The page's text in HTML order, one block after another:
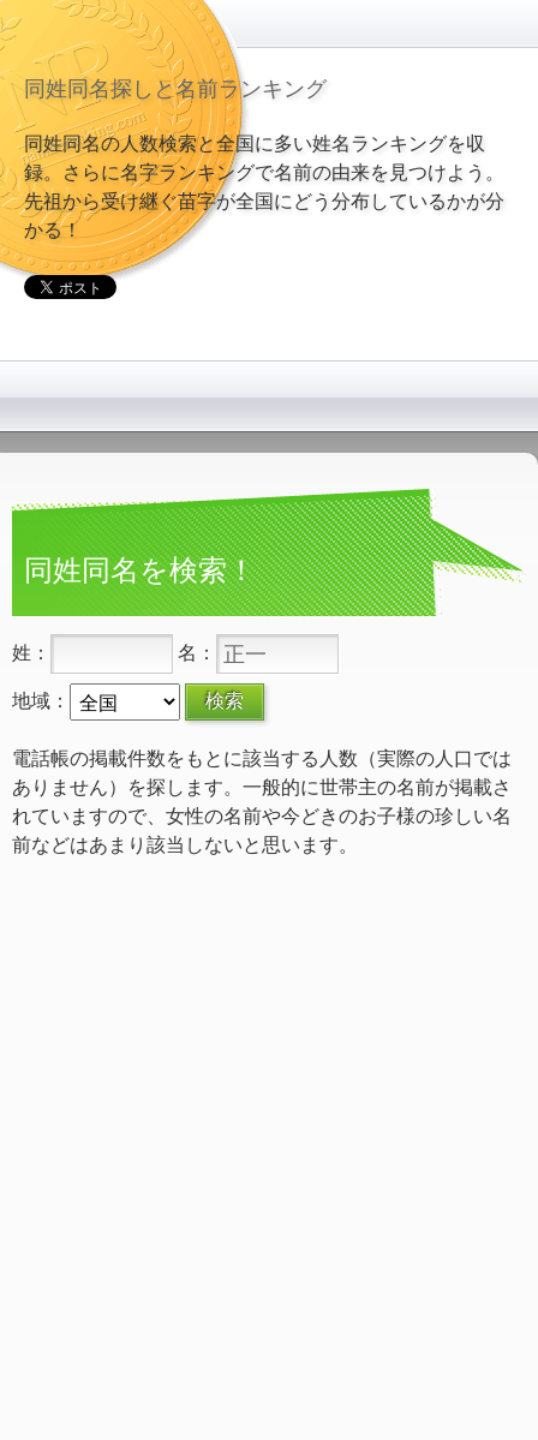
同姓同名探しと名前ランキング
同姓同名の人数検索と全国に多い姓名ランキングを収
録。さらに名字ランキングで名前の由来を見つけよう。
先祖から受け継ぐ苗字が全国にどう分布しているかが分
かる！
同姓同名を検索！
姓： 名：
地域：
電話帳の掲載件数をもとに該当する人数（実際の人口では
ありません）を探します。一般的に世帯主の名前が掲載さ
れていますので、女性の名前や今どきのお子様の珍しい名
前などはあまり該当しないと思います。